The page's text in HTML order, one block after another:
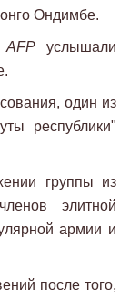
Ондимбе.
AFPуслышали
один из
республики"
группы из
элитной
армии и
после того,